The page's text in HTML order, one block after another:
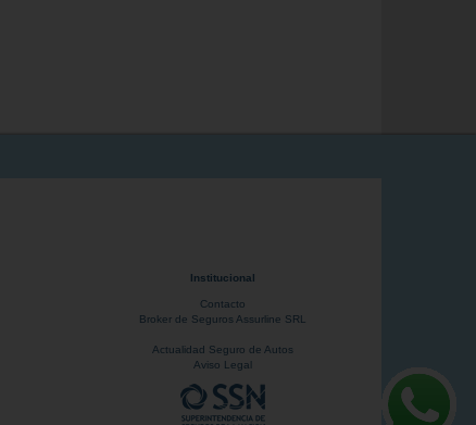
Institucional
Contacto
Broker de Seguros Assurline SRL
Actualidad Seguro de Autos
Aviso Legal